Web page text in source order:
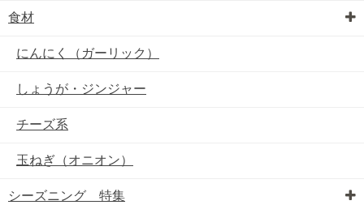
食材
にんにく（ガーリック）
しょうが・ジンジャー
チーズ系
玉ねぎ（オニオン）
シーズニング 特集